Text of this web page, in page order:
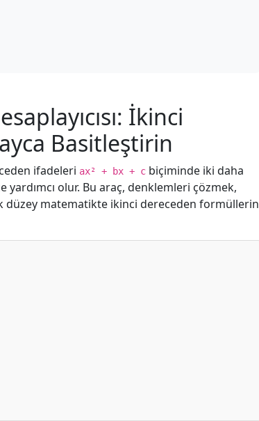
İkinci
Basitleştirin
ifadeleri ax² + bx + c biçiminde iki daha
olur. Bu araç, denklemleri çözmek,
düzey matematikte ikinci dereceden formüllerin